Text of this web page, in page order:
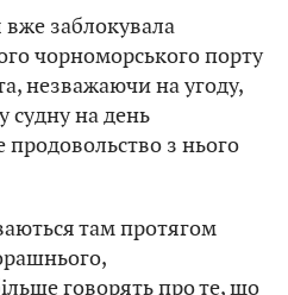
вже заблокувала
чорноморського порту
незважаючи на угоду,
судну на день
продовольство з нього
там протягом
говорять про те, що